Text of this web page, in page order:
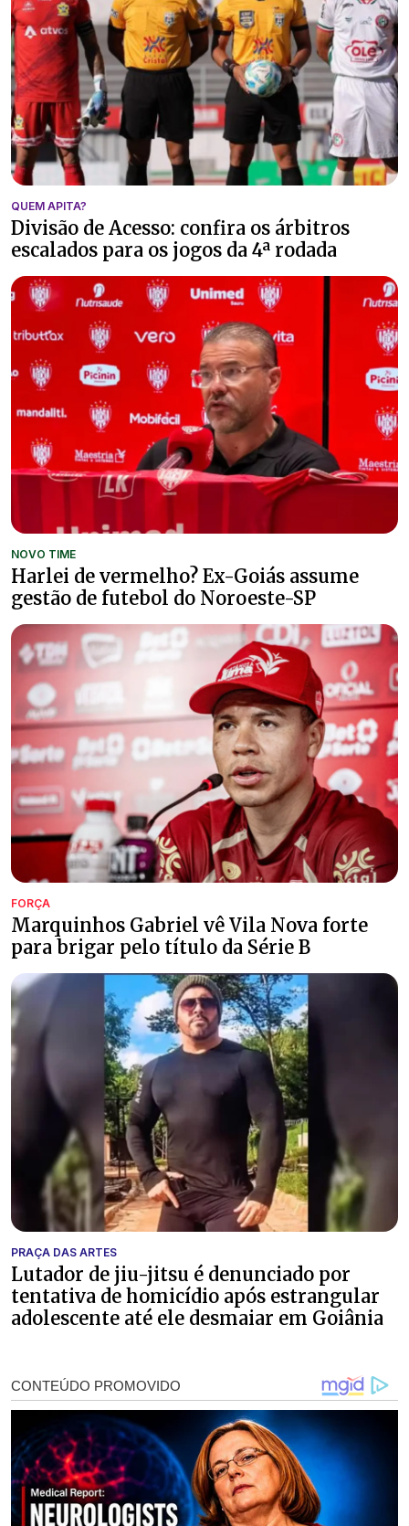
QUEM APITA?
Divisão de Acesso: confira os árbitros
escalados para os jogos da 4ª rodada
NOVO TIME
Harlei de vermelho? Ex-Goiás assume
gestão de futebol do Noroeste-SP
FORÇA
Marquinhos Gabriel vê Vila Nova forte
para brigar pelo título da Série B
PRAÇA DAS ARTES
Lutador de jiu-jitsu é denunciado por
tentativa de homicídio após estrangular
adolescente até ele desmaiar em Goiânia